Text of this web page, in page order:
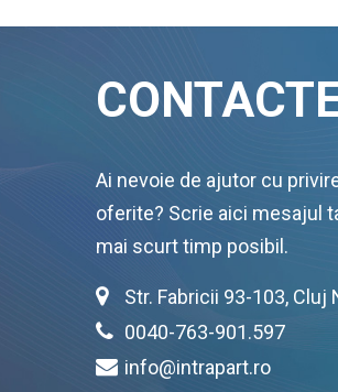
Ai nevoie de ajutor cu
oferite? Scrie aici mesajul
mai scurt timp posibil.
Str. Fabricii 93-103, Cluj
0040-763-901.597
info@intrapart.ro